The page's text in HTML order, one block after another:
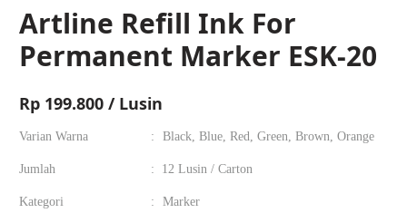
Artline Refill Ink For
Permanent Marker ESK-20
Rp 199.800 / Lusin
Varian Warna : Black, Blue, Red, Green, Brown, Orange
Jumlah : 12 Lusin / Carton
Kategori : Marker